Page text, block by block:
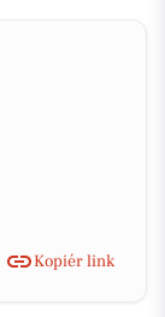
Kopiér link